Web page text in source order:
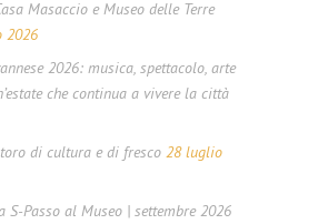
Masaccio e Museo delle Terre
2026
2026: musica, spettacolo, arte
che continua a vivere la città
di cultura e di fresco 28 luglio
S-Passo al Museo | settembre 2026